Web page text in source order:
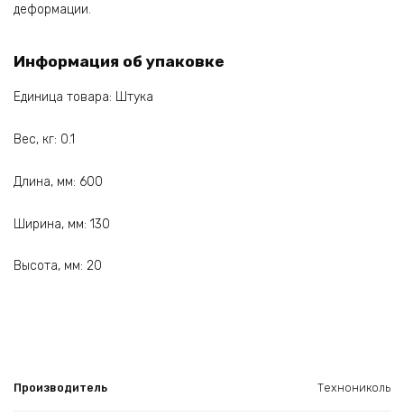
деформации.
Информация об упаковке
Единица товара: Штука
Вес, кг: 0.1
Длина, мм: 600
Ширина, мм: 130
Высота, мм: 20
Производитель Технониколь